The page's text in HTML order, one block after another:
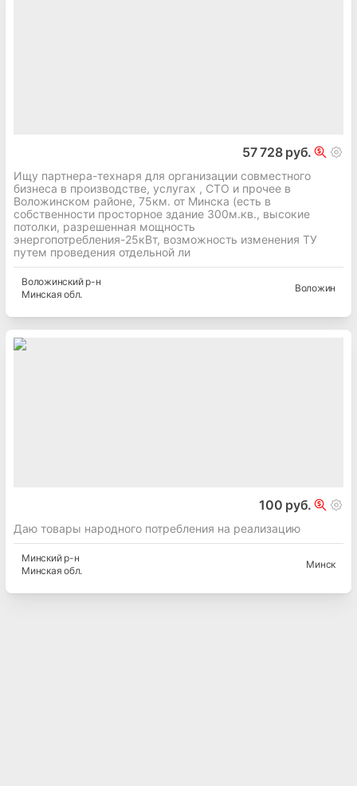
57 728 руб.
Ищу партнера-технаря для организации совместного
бизнеса в производстве, услугах , СТО и прочее в
Воложинском районе, 75км. от Минска (есть в
собственности просторное здание 300м.кв., высокие
потолки, разрешенная мощность
энергопотребления-25кВт, возможность изменения ТУ
путем проведения отдельной ли
Воложинскийр-н
Минская обл.
Воложин
100 руб.
Даю товары народного потребления на реализацию
Минскийр-н
Минская обл.
Минск